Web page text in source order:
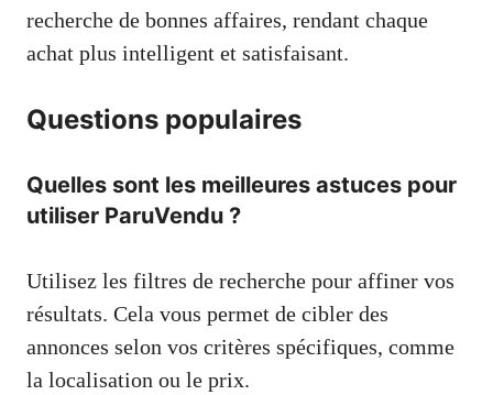
recherche de bonnes affaires, rendant chaque
achat plus intelligent et satisfaisant.
Questions populaires
Quelles sont les meilleures astuces pour
utiliser ParuVendu ?
Utilisez les filtres de recherche pour affiner vos
résultats. Cela vous permet de cibler des
annonces selon vos critères spécifiques, comme
la localisation ou le prix.